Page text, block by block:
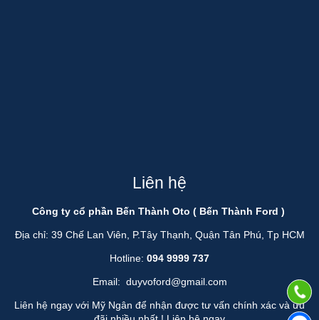
Liên hệ
Công ty cổ phần Bến Thành Oto ( Bến Thành Ford )
Địa chỉ: 39 Chế Lan Viên, P.Tây Thạnh, Quận Tân Phú, Tp HCM
Hotline: 094 9999 737
Email: duyvoford@gmail.com
Liên hệ ngay với Mỹ Ngân để nhận được tư vấn chính xác và ưu